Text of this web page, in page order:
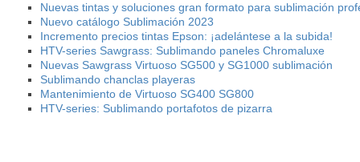
Nuevas tintas y soluciones gran formato para sublimación
Nuevo catálogo Sublimación 2023
Incremento precios tintas Epson: ¡adelántese a la subida!
HTV-series Sawgrass: Sublimando paneles Chromaluxe
Nuevas Sawgrass Virtuoso SG500 y SG1000 sublimación
Sublimando chanclas playeras
Mantenimiento de Virtuoso SG400 SG800
HTV-series: Sublimando portafotos de pizarra